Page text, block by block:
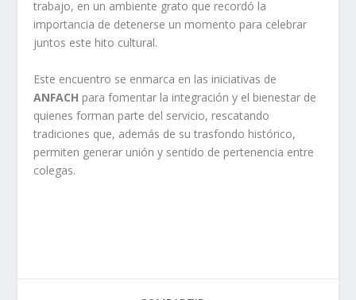
trabajo, en un ambiente grato que recordó la
importancia de detenerse un momento para celebrar
juntos este hito cultural.
Este encuentro se enmarca en las iniciativas de
ANFACH para fomentar la integración y el bienestar de
quienes forman parte del servicio, rescatando
tradiciones que, además de su trasfondo histórico,
permiten generar unión y sentido de pertenencia entre
colegas.